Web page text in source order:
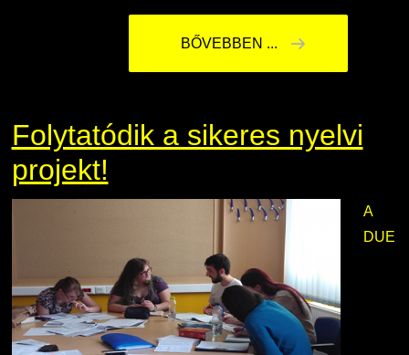
BŐVEBBEN ...
Folytatódik a sikeres nyelvi
projekt!
A
DUE